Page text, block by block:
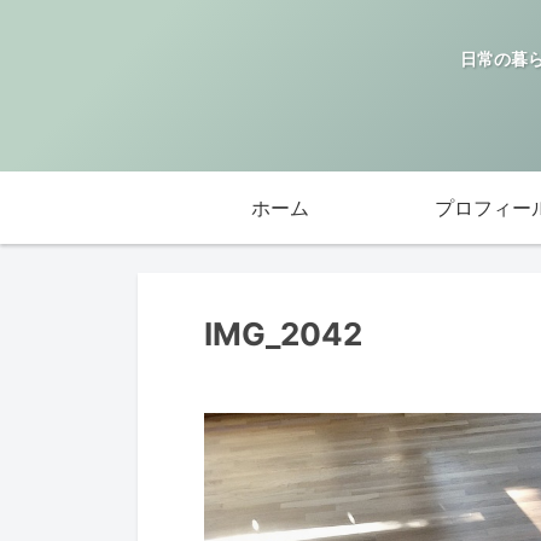
日常の暮
ホーム プロフィー
IMG_2042